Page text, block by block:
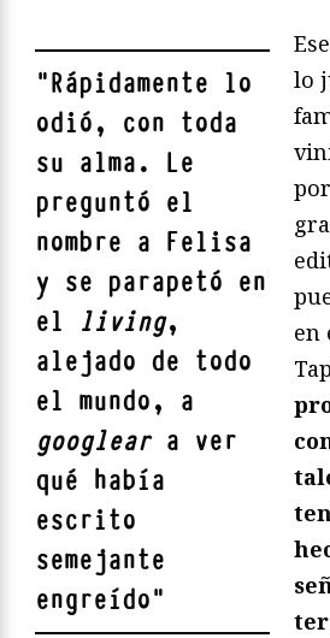
"Rápidamente lo
odió, con toda
su alma. Le
preguntó el
nombre a Felisa
y se parapetó en
el living,
alejado de todo
el mundo, a
googleara ver
qué había
escrito
semejante
engreído"
lo
en